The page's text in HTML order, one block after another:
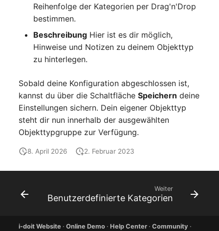
Zugewiesene Geräte
Zugewiesene Objekte
(Organisation)
(Person)
Zugewiesene Objekte
(Personengruppe)
Zugewiesene Personen
(Organisation)
Zugewiesener Arbeitsplatz
Zugriff
Reihenfolge der Kategorien per Drag'n'Drop
bestimmen.
Beschreibung Hier ist es dir möglich,
Hinweise und Notizen zu deinem Objekttyp
zu hinterlegen.
Sobald deine Konfiguration abgeschlossen ist,
kannst du über die SchaltflächeSpeichern deine
Einstellungen sichern. Dein eigener Objekttyp
steht dir nun innerhalb der ausgewählten
Objekttypgruppe zur Verfügung.
8. April 2026 2. Februar 2023
Weiter
Benutzerdefinierte Kategorien
i-doit Website ·Online Demo · Help Center ·Community ·